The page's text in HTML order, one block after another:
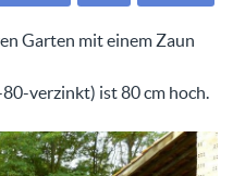
Garten mit einem Zaun
verzinkt) ist 80 cm hoch.